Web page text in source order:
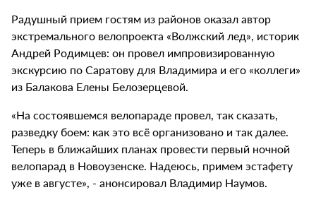
Радушный прием гостям из районов оказал автор
экстремального велопроекта «Волжский лед», историк
Андрей Родимцев: он провел импровизированную
экскурсию по Саратову для Владимира и его «коллеги»
из Балакова Елены Белозерцевой.
«На состоявшемся велопараде провел, так сказать,
разведку боем: как это всё организовано и так далее.
Теперь в ближайших планах провести первый ночной
велопарад в Новоузенске. Надеюсь, примем эстафету
уже в августе», - анонсировал Владимир Наумов.